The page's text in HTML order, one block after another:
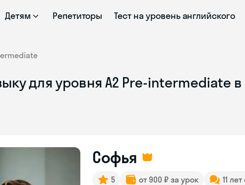
Детям Репетиторы Тест на уровень английского
для уровня A2 Pre-intermediate
Софья
5 от 900 ₽ за урок 11